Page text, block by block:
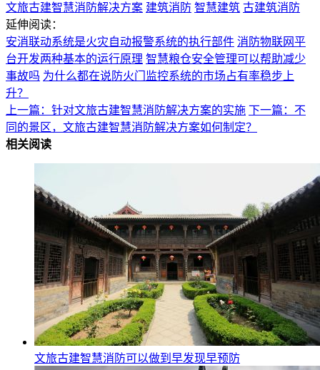
文旅古建智慧消防解决方案 建筑消防 智慧建筑 古建筑消防
延伸阅读：
安消联动系统是火灾自动报警系统的执行部件 消防物联网平
台开发两种基本的运行原理 智慧粮仓安全管理可以帮助减少
事故吗 为什么都在说防火门监控系统的市场占有率稳步上
升？
上一篇：针对文旅古建智慧消防解决方案的实施 下一篇：不
同的景区，文旅古建智慧消防解决方案如何制定？
相关阅读
文旅古建智慧消防可以做到早发现早预防